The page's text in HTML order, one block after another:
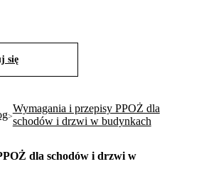
się
Wymagania i przepisy PPOŻ dla
schodów i drzwi w budynkach
dla schodów i drzwi w